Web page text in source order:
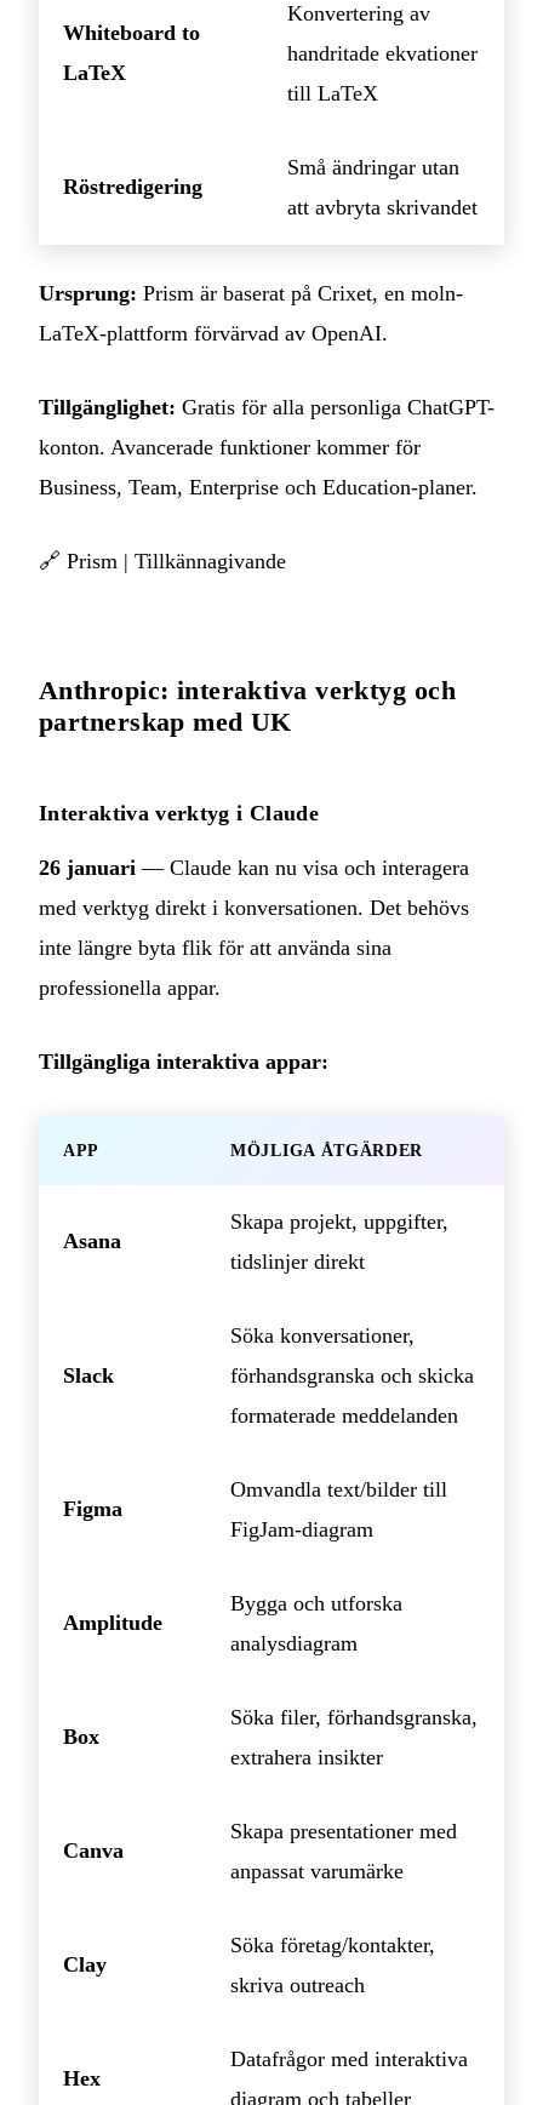
Whiteboard to
LaTeX
Konvertering av
handritade ekvationer
till LaTeX
Röstredigering
Små ändringar utan
att avbryta skrivandet
Ursprung: Prism är baserat på Crixet, en moln-
LaTeX-plattform förvärvad av OpenAI.
Tillgänglighet: Gratis för alla personliga ChatGPT-
konton. Avancerade funktioner kommer för
Business, Team, Enterprise och Education-planer.
🔗 Prism | Tillkännagivande
Anthropic: interaktiva verktyg och
partnerskap med UK
Interaktiva verktyg i Claude
26 januari — Claude kan nu visa och interagera
med verktyg direkt i konversationen. Det behövs
inte längre byta flik för att använda sina
professionella appar.
Tillgängliga interaktiva appar:
APP MÖJLIGA ÅTGÄRDER
Asana
Skapa projekt, uppgifter,
tidslinjer direkt
Slack
Söka konversationer,
förhandsgranska och skicka
formaterade meddelanden
Figma
Omvandla text/bilder till
FigJam-diagram
Amplitude
Bygga och utforska
analysdiagram
Box
Söka filer, förhandsgranska,
extrahera insikter
Canva
Skapa presentationer med
anpassat varumärke
Clay
Söka företag/kontakter,
skriva outreach
Hex
Datafrågor med interaktiva
diagram och tabeller